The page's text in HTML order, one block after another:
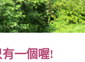
一個喔!